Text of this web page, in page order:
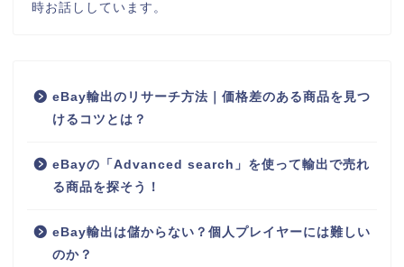
時お話ししています。
eBay輸出のリサーチ方法｜価格差のある商品を見つ
けるコツとは？
eBayの「Advanced search」を使って輸出で売れ
る商品を探そう！
eBay輸出は儲からない？個人プレイヤーには難しい
のか？